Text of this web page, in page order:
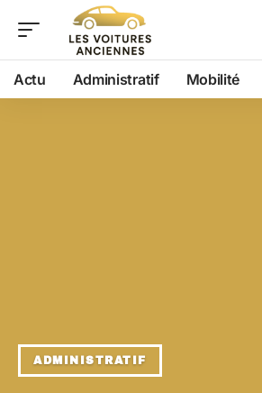
Actu Administratif Mobilité
ADMINISTRATIF